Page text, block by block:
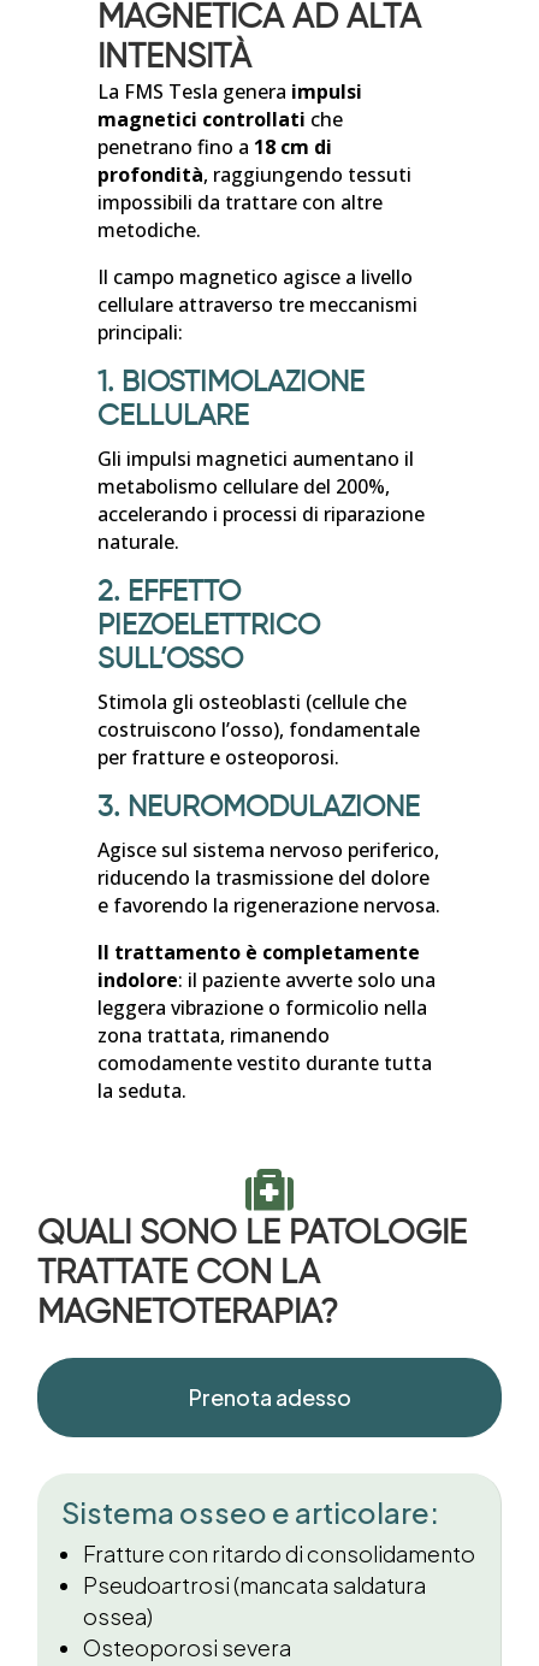
MAGNETICA AD ALTA
INTENSITÀ
La FMS Tesla genera impulsi
magnetici controllati che
penetrano fino a 18 cm di
profondità, raggiungendo tessuti
impossibili da trattare con altre
metodiche.
Il campo magnetico agisce a livello
cellulare attraverso tre meccanismi
principali:
1. BIOSTIMOLAZIONE
CELLULARE
Gli impulsi magnetici aumentano il
metabolismo cellulare del 200%,
accelerando i processi di riparazione
naturale.
2. EFFETTO
PIEZOELETTRICO
SULL’OSSO
Stimola gli osteoblasti (cellule che
costruiscono l’osso), fondamentale
per fratture e osteoporosi.
3. NEUROMODULAZIONE
Agisce sul sistema nervoso periferico,
riducendo la trasmissione del dolore
e favorendo la rigenerazione nervosa.
Il trattamento è completamente
indolore: il paziente avverte solo una
leggera vibrazione o formicolio nella
zona trattata, rimanendo
comodamente vestito durante tutta
la seduta.

QUALI SONO LE PATOLOGIE
TRATTATE CON LA
MAGNETOTERAPIA?
Prenota adesso
Sistema osseo e articolare:
Fratture con ritardo di consolidamento
Pseudoartrosi (mancata saldatura
ossea)
Osteoporosi severa